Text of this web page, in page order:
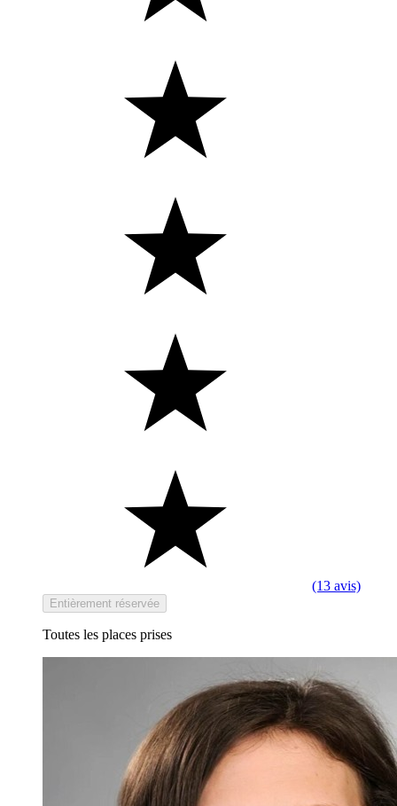
(13 avis)
Entièrement réservée
Toutes les places prises